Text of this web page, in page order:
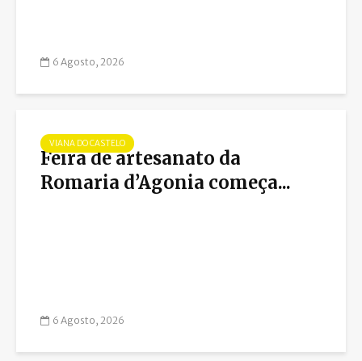
6 Agosto, 2026
VIANA DO CASTELO
Feira de artesanato da
Romaria d’Agonia começa...
6 Agosto, 2026